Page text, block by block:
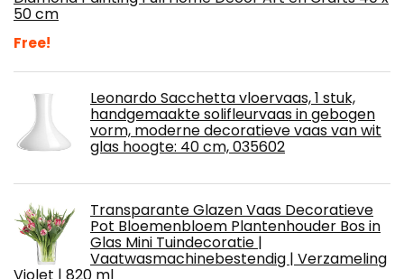
50 cm
Free!
Leonardo Sacchetta vloervaas, 1 stuk,
handgemaakte solifleurvaas in gebogen
vorm, moderne decoratieve vaas van wit
glas hoogte: 40 cm, 035602
Transparante Glazen Vaas Decoratieve
Pot Bloemenbloem Plantenhouder Bos in
Glas Mini Tuindecoratie |
Vaatwasmachinebestendig | Verzameling